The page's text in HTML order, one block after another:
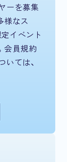
ーを募集
様なス
イベント
会員規約
いては、